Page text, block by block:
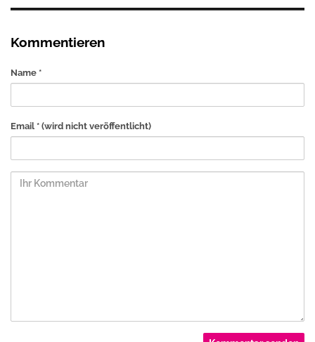
Kommentieren
Name *
Email * (wird nicht veröffentlicht)